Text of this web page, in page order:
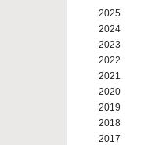
2025
2024
2023
2022
2021
2020
2019
2018
2017